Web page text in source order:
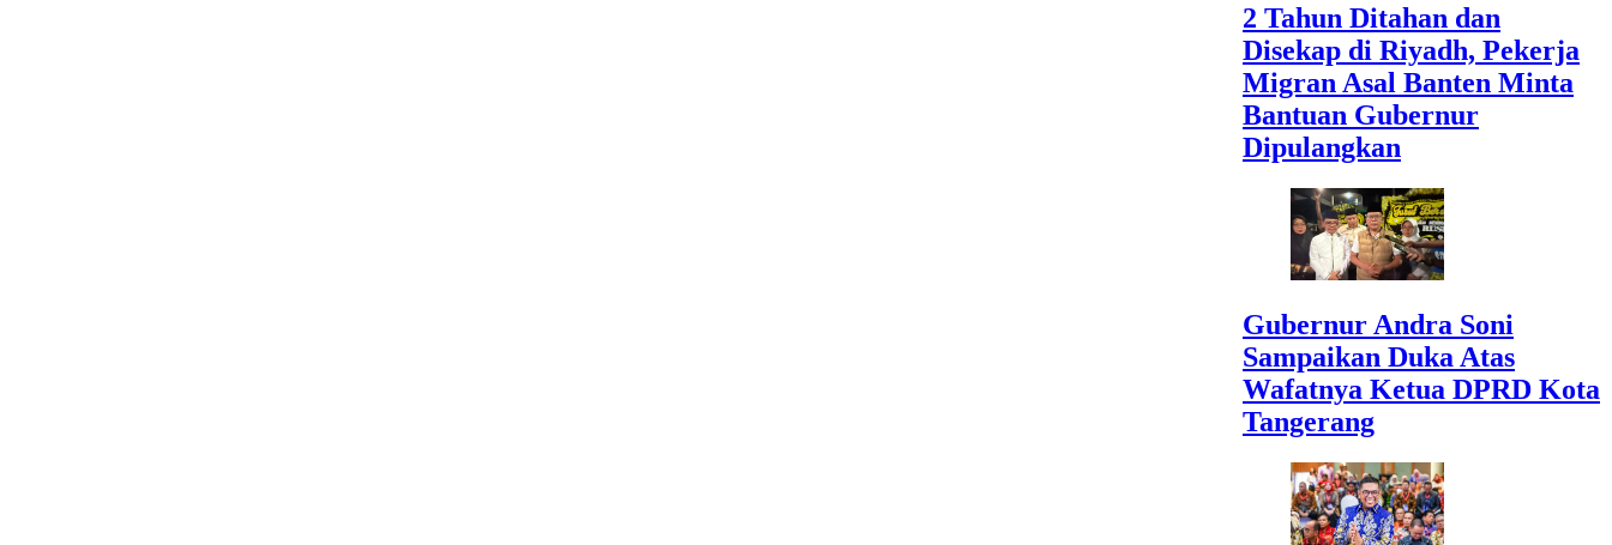
2 Tahun Ditahan dan
Disekap di Riyadh, Pekerja
Migran Asal Banten Minta
Bantuan Gubernur
Dipulangkan
Gubernur Andra Soni
Sampaikan Duka Atas
Wafatnya Ketua DPRD Kota
Tangerang